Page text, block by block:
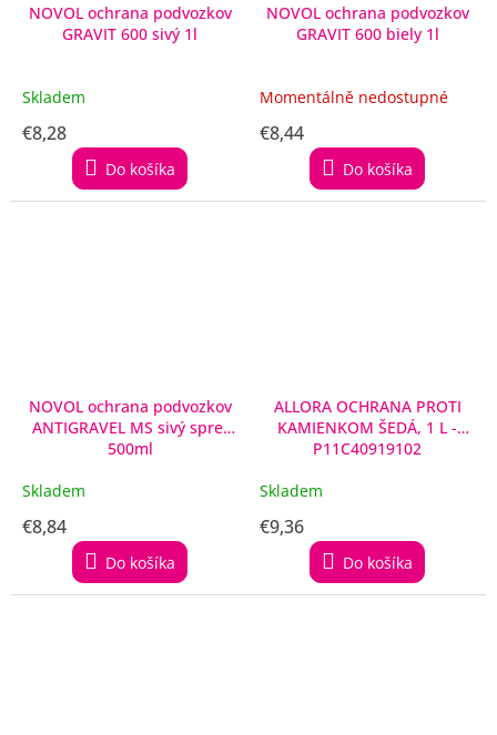
NOVOL ochrana podvozkov
GRAVIT 600 sivý 1l
Skladem
€8,28
Do košíka
NOVOL ochrana podvozkov
GRAVIT 600 biely 1l
Momentálně nedostupné
€8,44
Do košíka
NOVOL ochrana podvozkov
ANTIGRAVEL MS sivý sprej
500ml
Skladem
€8,84
Do košíka
ALLORA OCHRANA PROTI
KAMIENKOM ŠEDÁ, 1 L -
P11C40919102
Skladem
€9,36
Do košíka